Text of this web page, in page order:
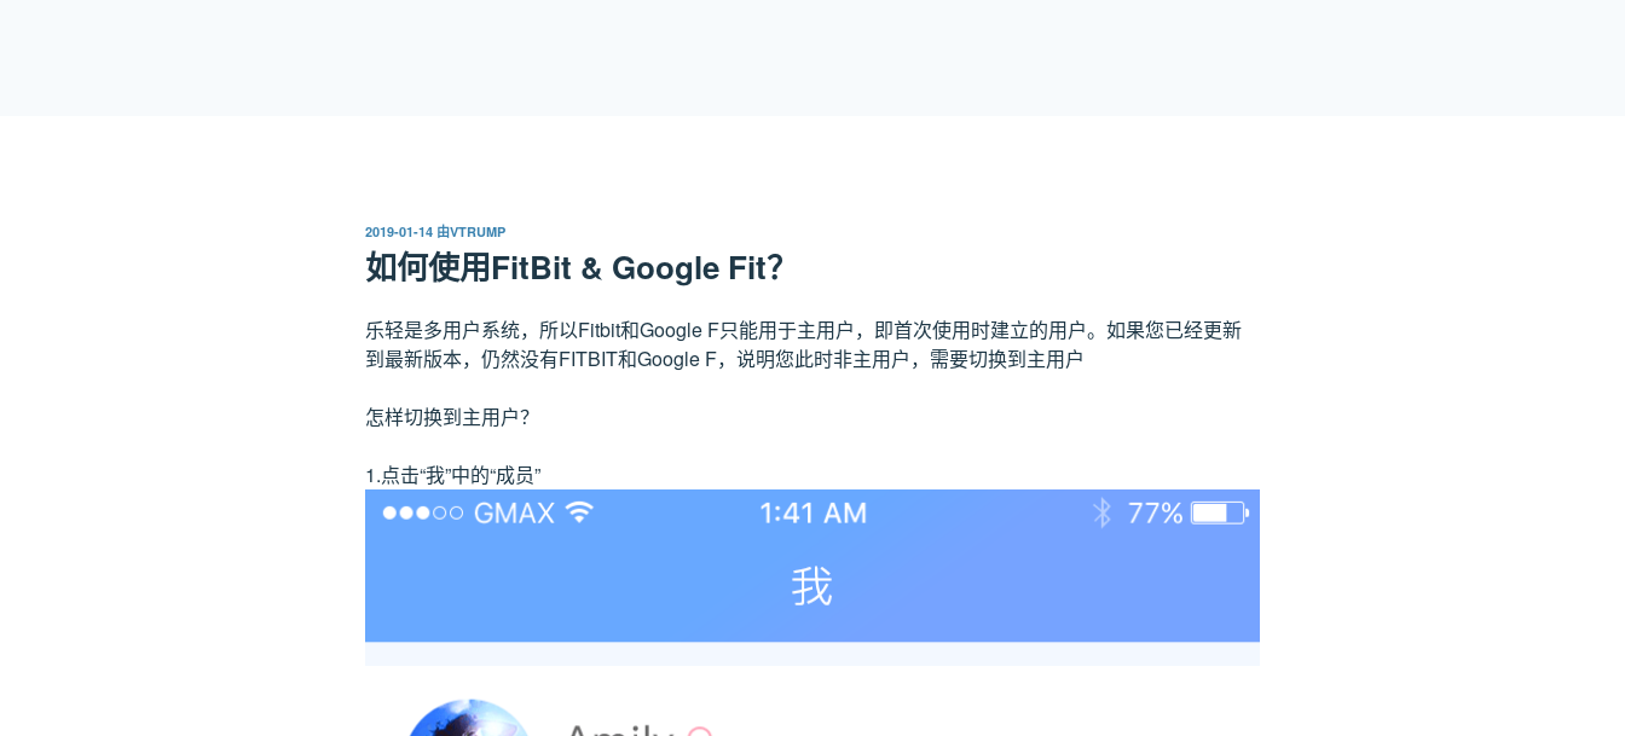
发
布
于
2019-01-14 由VTRUMP
如何使用FitBit & Google Fit？
乐轻是多用户系统，所以Fitbit和Google F只能用于主用户，即首次使用时建立的用户。如果您已经更新
到最新版本，仍然没有FITBIT和Google F，说明您此时非主用户，需要切换到主用户
怎样切换到主用户？
1.点击“我”中的“成员”